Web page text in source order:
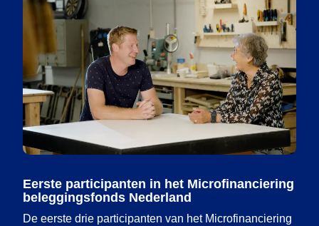
Eerste participanten in het Microfinanciering
beleggingsfonds Nederland
De eerste drie participanten van het Microfinanciering